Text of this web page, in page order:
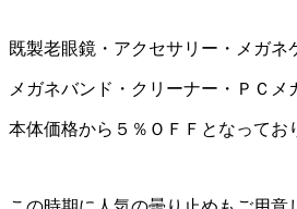
既製老眼鏡・アクセサリー・メガネ
メガネバンド・クリーナー・ＰＣ
本体価格から５％ＯＦＦとなってお